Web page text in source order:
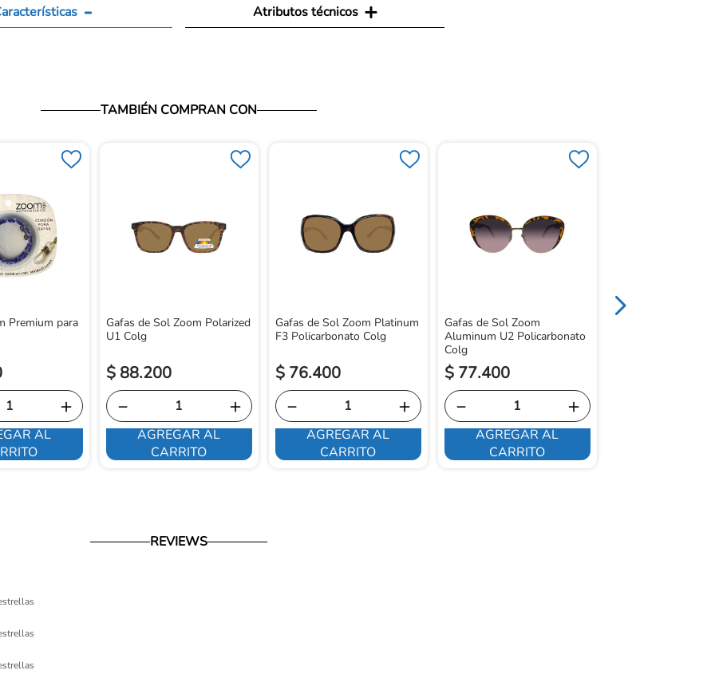
Atributos técnicos
TAMBIÉN COMPRAN CON
Premium para
＋
AL
Gafas de Sol Zoom Polarized
U1 Colg
$ 88.200
＋
－
AGREGAR AL
CARRITO
Gafas de Sol Zoom Platinum
F3 Policarbonato Colg
$ 76.400
＋
－
AGREGAR AL
CARRITO
Gafas de Sol Zoom
Aluminum U2 Policarbonato
Colg
$ 77.400
＋
－
AGREGAR AL
CARRITO
REVIEWS